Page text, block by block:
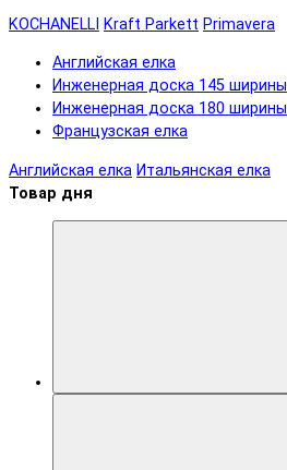
KOCHANELLI Kraft Parkett Primavera
Английская елка
Инженерная доска 145 ширины
Инженерная доска 180 ширины
Французская елка
Английская елка Итальянская елка
Товар дня